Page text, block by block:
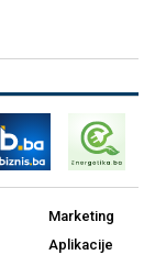
Marketing
Aplikacije